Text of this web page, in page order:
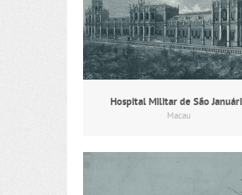
Hospital Militar de São
Macau